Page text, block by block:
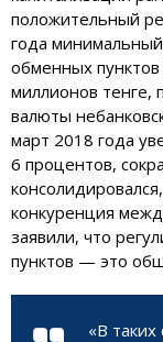
положительный
года минимальный
обменных
миллионов тенге,
валюты
март 2018 года
6 процентов,
конкуренция
заявили, что
пунктов — это
«В